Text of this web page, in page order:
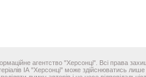
агентство "Херсонці". Всі права
ІА "Херсонці" може здійснюватись